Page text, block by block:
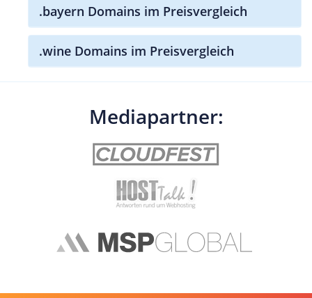
.bayern Domains im Preisvergleich
.wine Domains im Preisvergleich
Mediapartner: